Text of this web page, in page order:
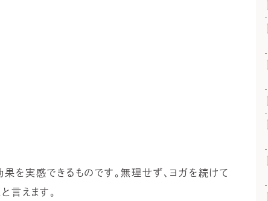
果を実感できるものです。無理せず、ヨガを続けて
言えます。